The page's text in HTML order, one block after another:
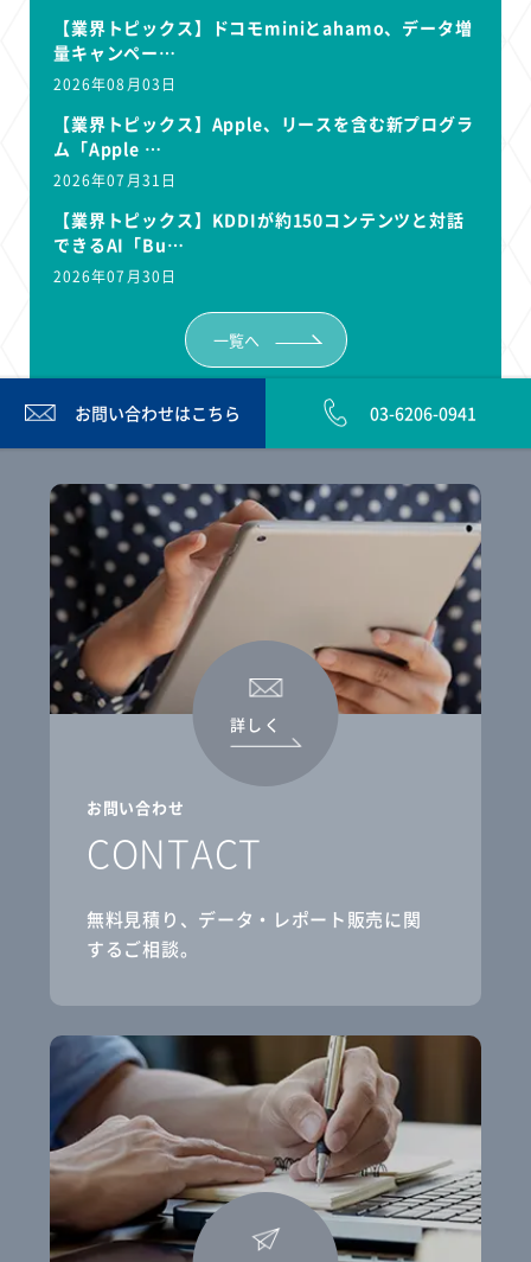
【業界トピックス】ドコモminiとahamo、データ増
量キャンペー…
2026年08月03日
【業界トピックス】Apple、リースを含む新プログラ
ム「Apple …
2026年07月31日
【業界トピックス】KDDIが約150コンテンツと対話
できるAI「Bu…
2026年07月30日
一覧へ
お問い合わせはこちら 03-6206-0941
お問い合わせ
CONTACT
無料見積り、データ・レポート販売に関
するご相談。
詳しく